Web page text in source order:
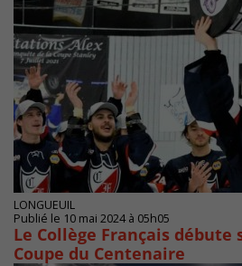
LONGUEUIL
Publié le 10 mai 2024 à 05h05
Le Collège Français
Coupe du Centenaire